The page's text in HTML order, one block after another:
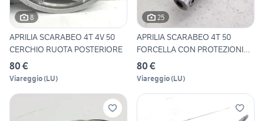
8
APRILIA SCARABEO 4T 4V 50
CERCHIO RUOTA POSTERIORE
80 €
Viareggio(LU)
25
APRILIA SCARABEO 4T 50
FORCELLA CON PROTEZIONI
STE
80 €
Viareggio(LU)